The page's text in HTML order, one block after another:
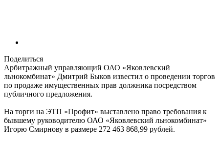
Поделиться
Арбитражный управляющий ОАО «Яковлевский
льнокомбинат» Дмитрий Быков известил о проведении торгов
по продаже имущественных прав должника посредством
публичного предложения.
На торги на ЭТП «Профит» выставлено право требования к
бывшему руководителю ОАО «Яковлевский льнокомбинат»
Игорю Смирнову в размере 272 463 868,99 рублей.